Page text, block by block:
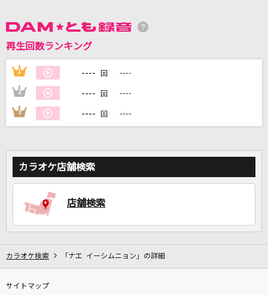
HOWEVER
[生音]Utauyo!!MIRACLE
カラオケ最新情報をチェック！
DAMに会員登録・ログインして
再生回数ランキング
1 ---- 回 ----
2 ---- 回 ----
3 ---- 回 ----
カラオケ店舗検索
店舗検索
カラオケ検索 「ナエ イーシムニョン」の詳細
サイトマップ